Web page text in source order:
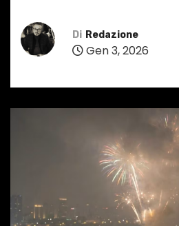
Di Redazione
Gen 3, 2026